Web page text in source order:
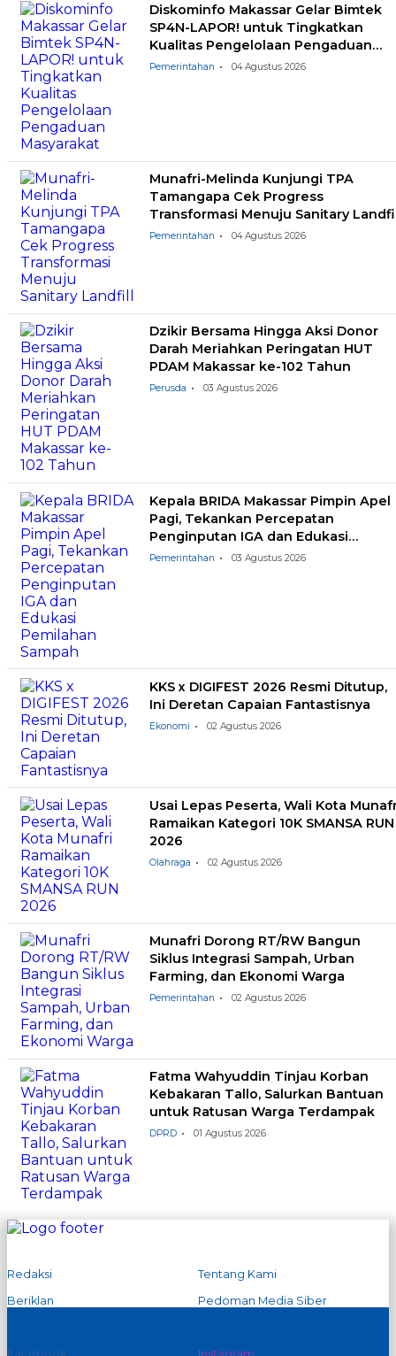
Diskominfo Makassar Gelar Bimtek
SP4N-LAPOR! untuk Tingkatkan
Kualitas Pengelolaan Pengaduan
Masyarakat
Pemerintahan 04 Agustus 2026
Munafri-Melinda Kunjungi TPA
Tamangapa Cek Progress
Transformasi Menuju Sanitary
Pemerintahan 04 Agustus 2026
Dzikir Bersama Hingga Aksi Donor
Darah Meriahkan Peringatan HUT
PDAM Makassar ke-102 Tahun
Perusda 03 Agustus 2026
Kepala BRIDA Makassar Pimpin Apel
Pagi, Tekankan Percepatan
Penginputan IGA dan Edukasi
Pemilahan Sampah
Pemerintahan 03 Agustus 2026
KKS x DIGIFEST 2026 Resmi Ditutup,
Ini Deretan Capaian Fantastisnya
Ekonomi 02 Agustus 2026
Usai Lepas Peserta, Wali Kota
Ramaikan Kategori 10K SMANSA RUN
2026
Olahraga 02 Agustus 2026
Munafri Dorong RT/RW Bangun
Siklus Integrasi Sampah, Urban
Farming, dan Ekonomi Warga
Pemerintahan 02 Agustus 2026
Fatma Wahyuddin Tinjau Korban
Kebakaran Tallo, Salurkan Bantuan
untuk Ratusan Warga Terdampak
DPRD 01 Agustus 2026
Redaksi
Tentang Kami
Beriklan
Pedoman Media Siber